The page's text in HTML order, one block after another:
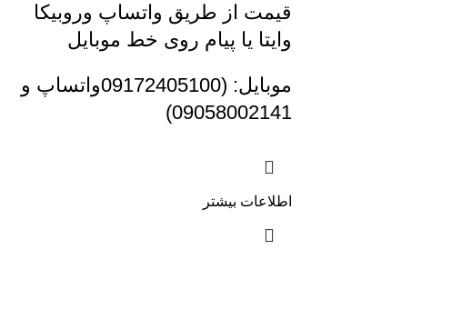
قیمت از طریق واتساپ وروبیکا
وایتا یا پیام روی خط موبایل
موبایل: (09172405100واتساپ و
09058002141)
اطلاعات بیشتر